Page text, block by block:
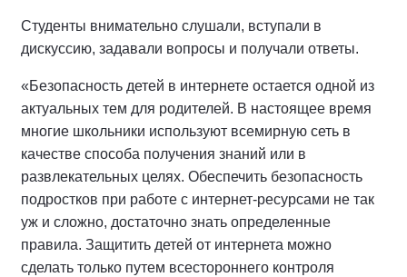
Студенты внимательно слушали, вступали в
дискуссию, задавали вопросы и получали ответы.
«Безопасность детей в интернете остается одной из
актуальных тем для родителей. В настоящее время
многие школьники используют всемирную сеть в
качестве способа получения знаний или в
развлекательных целях. Обеспечить безопасность
подростков при работе с интернет-ресурсами не так
уж и сложно, достаточно знать определенные
правила. Защитить детей от интернета можно
сделать только путем всестороннего контроля